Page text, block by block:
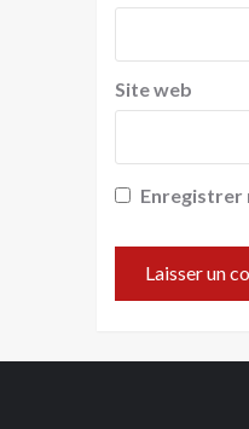
Site web
Enregistrer